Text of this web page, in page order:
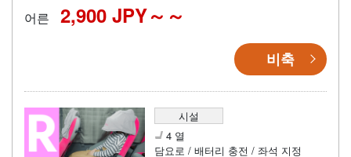
어른 2,900 JPY～
비축
시설
4 열
담요로 / 배터리 충전 / 좌석 지정